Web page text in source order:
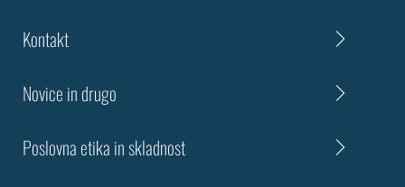
Kontakt
Novice in drugo
Poslovna etika in skladnost